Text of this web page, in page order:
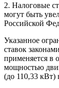
2. Налоговые
могут быть
Российской
Указанное
ставок
применяется в
мощностью
(до 110,33 кВт)